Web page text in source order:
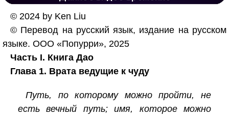
© 2024 by Ken Liu
© Перевод на русский язык, издание на русском
языке. ООО «Попурри», 2025
Часть I. Книга Дао
Глава 1. Врата ведущие к чуду
Путь, по которому можно пройти, не
есть вечный путь; имя, которое можно